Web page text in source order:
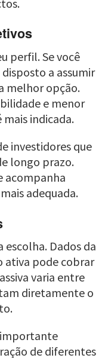
perfil. Se você
a assumir
melhor opção.
e menor
indicada.
investidores que
longo prazo.
acompanha
adequada.
escolha. Dados da
ativa pode cobrar
varia entre
diretamente o
de diferentes